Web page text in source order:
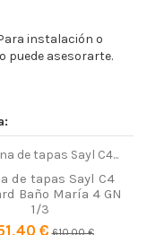
instalación o
puede asesorarte.
de tapas Sayl C4
Baño María 4 GN
1/3
€ 610,00 €